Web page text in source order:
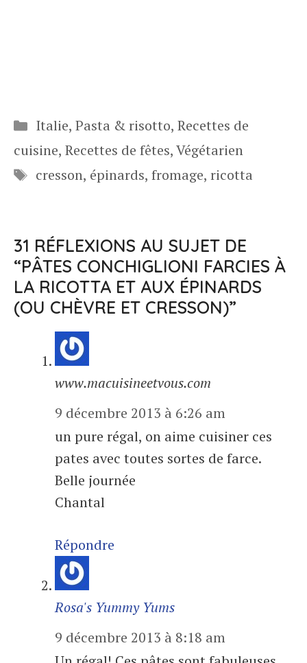
Catégories
Italie, Pasta & risotto, Recettes de
cuisine, Recettes de fêtes,Végétarien
Étiquettes
cresson, épinards, fromage, ricotta
31 RÉFLEXIONS AU SUJET DE
“PÂTES CONCHIGLIONI FARCIES À
LA RICOTTA ET AUX ÉPINARDS
(OU CHÈVRE ET CRESSON)”
www.macuisineetvous.com
9 décembre 2013 à 6:26 am
un pure régal, on aime cuisiner ces
pates avec toutes sortes de farce.
Belle journée
Chantal
Répondre
Rosa's Yummy Yums
9 décembre 2013 à 8:18 am